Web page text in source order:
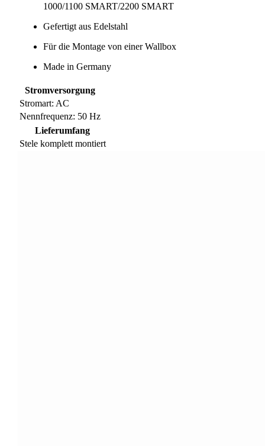
1000/1100 SMART/2200 SMART
Gefertigt aus Edelstahl
Für die Montage von einer Wallbox
Made in Germany
Stromversorgung
Stromart: AC
Nennfrequenz: 50 Hz
Lieferumfang
Stele komplett montiert